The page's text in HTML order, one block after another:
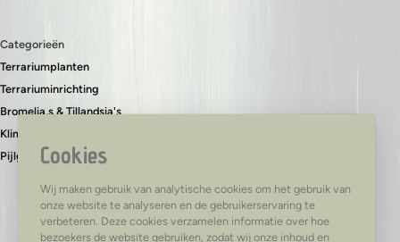
Cookies
Wij maken gebruik van analytische cookies om het gebruik van
onze website te analyseren en de gebruikerservaring te
verbeteren. Deze cookies verzamelen informatie over hoe
bezoekers de website gebruiken, zodat wij onze inhoud en
Categorieën
Terrariumplanten
Terrariuminrichting
Bromelia,s & Tillandsia's
Klimplanten & bodembedekkers
Pijlgifkikkers